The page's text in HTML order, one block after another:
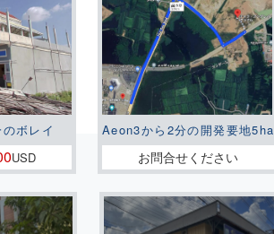
ボレイ
USD
Aeon3から2分の開発要地5ha
お問合せください